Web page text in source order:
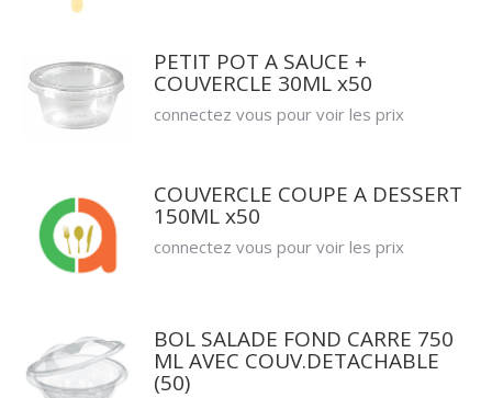
PETIT POT A SAUCE +
COUVERCLE 30ML x50
connectez vous pour voir les prix
COUVERCLE COUPE A DESSERT
150ML x50
connectez vous pour voir les prix
BOL SALADE FOND CARRE 750
ML AVEC COUV.DETACHABLE
(50)